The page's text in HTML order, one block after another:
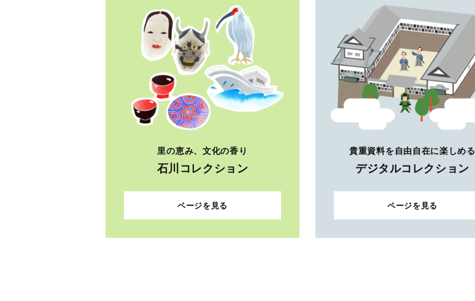
里の恵み、文化の香り
石川コレクション
ページを見る
貴重資料を自由自在に楽しめる
デジタルコレクション
ページを見る